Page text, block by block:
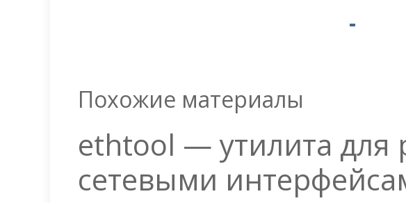
Похожие материалы
ethtool — утилита для
сетевыми